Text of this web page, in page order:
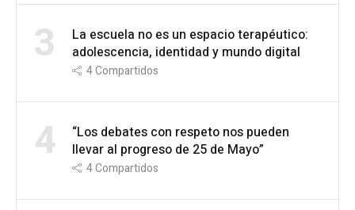
3
La escuela no es un espacio terapéutico:
adolescencia, identidad y mundo digital
4Compartidos
4
“Los debates con respeto nos pueden
llevar al progreso de 25 de Mayo”
4Compartidos